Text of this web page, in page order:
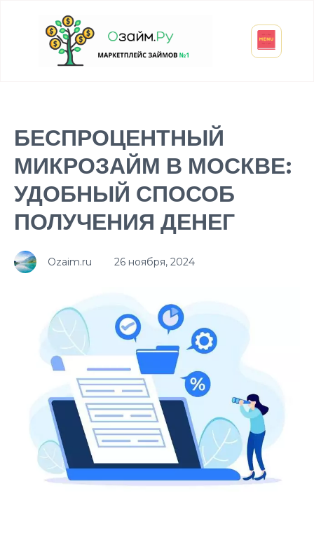
БЕСПРОЦЕНТНЫЙ
МИКРОЗАЙМ В МОСКВЕ:
УДОБНЫЙ СПОСОБ
ПОЛУЧЕНИЯ ДЕНЕГ
Ozaim.ru 26 ноября, 2024